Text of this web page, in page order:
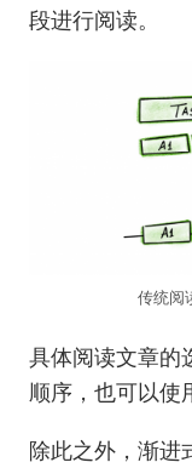
段进行阅读。
传统阅
具体阅读文章的
顺序，也可以使
除此之外，渐进